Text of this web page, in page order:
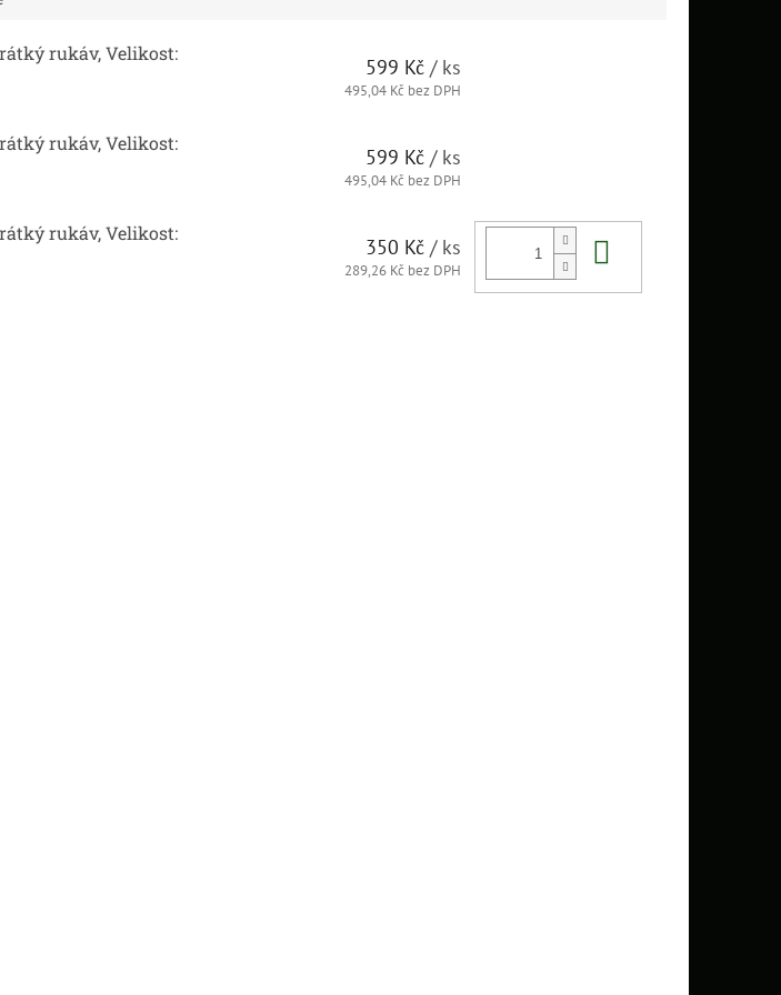
rukáv, Velikost:
599 Kč / ks
495,04 Kč bez DPH
rukáv, Velikost:
599 Kč / ks
495,04 Kč bez DPH
rukáv, Velikost:
350 Kč / ks
289,26 Kč bez DPH